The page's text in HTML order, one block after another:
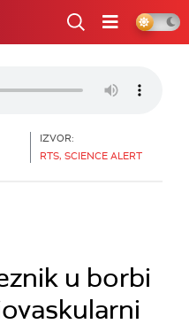
IZVOR:
RTS, SCIENCE ALERT
u borbi